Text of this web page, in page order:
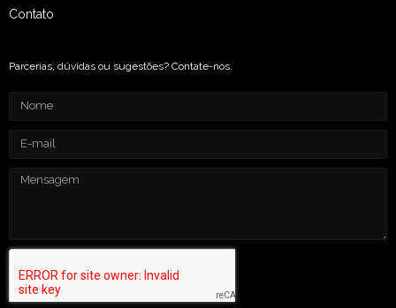
Contato
Parcerias, dúvidas ou sugestões? Contate-nos.